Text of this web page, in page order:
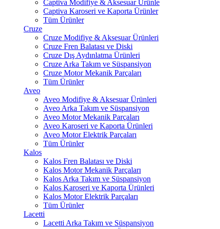
Captiva Modifiye & Aksesuar Ürünle
Captiva Karoseri ve Kaporta Ürünler
Tüm Ürünler
Cruze
Cruze Modifiye & Aksesuar Ürünleri
Cruze Fren Balatası ve Diski
Cruze Dış Aydınlatma Ürünleri
Cruze Arka Takım ve Süspansiyon
Cruze Motor Mekanik Parçaları
Tüm Ürünler
Aveo
Aveo Modifiye & Aksesuar Ürünleri
Aveo Arka Takım ve Süspansiyon
Aveo Motor Mekanik Parçaları
Aveo Karoseri ve Kaporta Ürünleri
Aveo Motor Elektrik Parçaları
Tüm Ürünler
Kalos
Kalos Fren Balatası ve Diski
Kalos Motor Mekanik Parçaları
Kalos Arka Takım ve Süspansiyon
Kalos Karoseri ve Kaporta Ürünleri
Kalos Motor Elektrik Parçaları
Tüm Ürünler
Lacetti
Lacetti Arka Takım ve Süspansiyon